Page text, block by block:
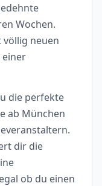
Wochen.
völlig neuen
einer
die perfekte
ab München
dir die
ob du einen